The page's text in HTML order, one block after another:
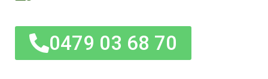
0479 03 68 70